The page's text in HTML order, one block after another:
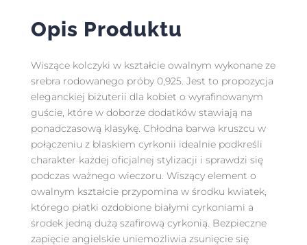
Opis Produktu
Wiszące kolczyki w kształcie owalnym wykonane ze
srebra rodowanego próby 0,925. Jest to propozycja
eleganckiej biżuterii dla kobiet o wyrafinowanym
guście, które w doborze dodatków stawiają na
ponadczasową klasykę. Chłodna barwa kruszcu w
połączeniu z blaskiem cyrkonii idealnie podkreśli
charakter każdej oficjalnej stylizacji i sprawdzi się
podczas ważnego wieczoru. Wiszący element o
owalnym kształcie przypomina w środku kwiatek,
którego płatki ozdobione białymi cyrkoniami a
środek jedną dużą szafirową cyrkonią. Bezpieczne
zapięcie angielskie uniemożliwia zsunięcie się